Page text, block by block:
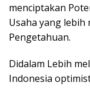
menciptakan
Usaha yang lebih
Pengetahuan.
Didalam Lebih
Indonesia